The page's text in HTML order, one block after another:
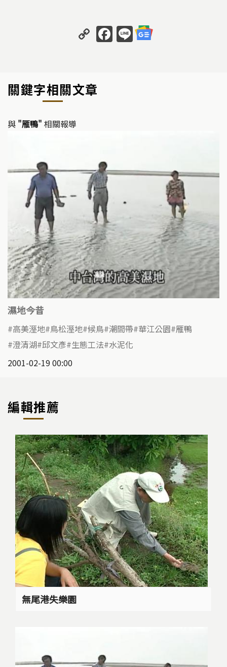
C
o
y
Li
F
a
Li
n
關鍵字相關文章
與 "雁鴨" 相關報導
濕地今昔
高美溼地 鳥松溼地 候鳥 潮間帶 華江公園 雁鴨
澄清湖 邱文彥 生態工法 水泥化
2001-02-19 00:00
編輯推薦
無尾港失樂園